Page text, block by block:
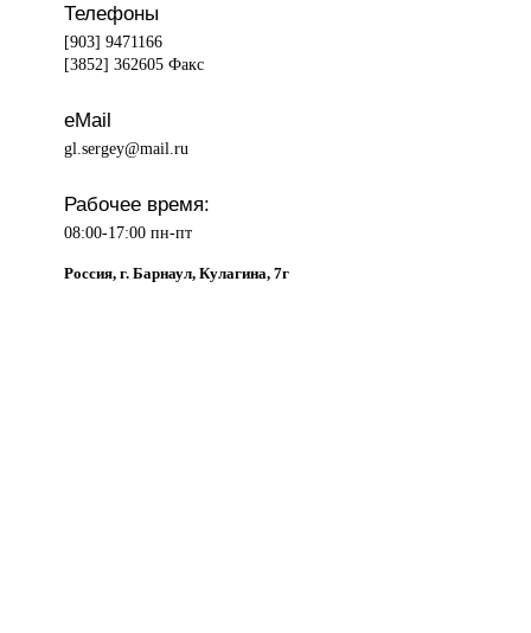
Телефоны
[903] 9471166
[3852] 362605 Факс
eMail
gl.sergey@mail.ru
Рабочее время:
08:00-17:00 пн-пт
Россия, г. Барнаул, Кулагина, 7г